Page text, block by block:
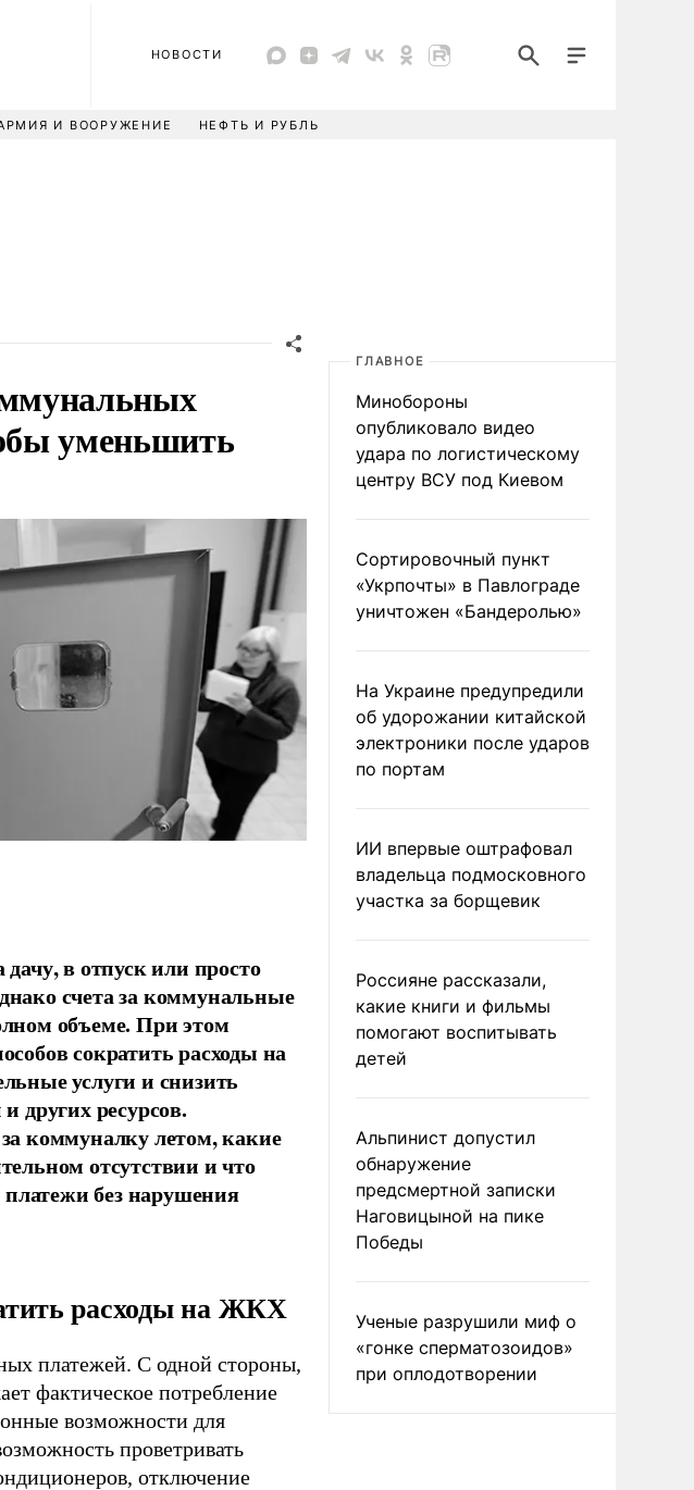
НОВОСТИ
И ВООРУЖЕНИЕ НЕФТЬ И РУБЛЬ
уменьшить
в отпуск или просто
счета за коммунальные
объеме. При этом
сократить расходы на
услуги и снизить
других ресурсов.
коммуналку летом, какие
отсутствии и что
без нарушения
расходы на ЖКХ
платежей. С одной стороны,
фактическое потребление
возможности для
проветривать
отключение
ГЛАВНОЕ
Минобороны
опубликовало видео
удара по логистическому
центру ВСУ под Киевом
Сортировочный пункт
«Укрпочты» в Павлограде
уничтожен «Бандеролью»
На Украине предупредили
об удорожании китайской
электроники после ударов
по портам
ИИ впервые оштрафовал
владельца подмосковного
участка за борщевик
Россияне рассказали,
какие книги и фильмы
помогают воспитывать
детей
Альпинист допустил
обнаружение
предсмертной записки
Наговицыной на пике
Победы
Ученые разрушили миф о
«гонке сперматозоидов»
при оплодотворении